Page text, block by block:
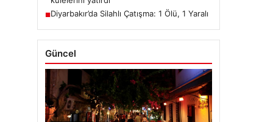
■Diyarbakır’da Silahlı Çatışma: 1 Ölü, 1 Yaralı
Güncel